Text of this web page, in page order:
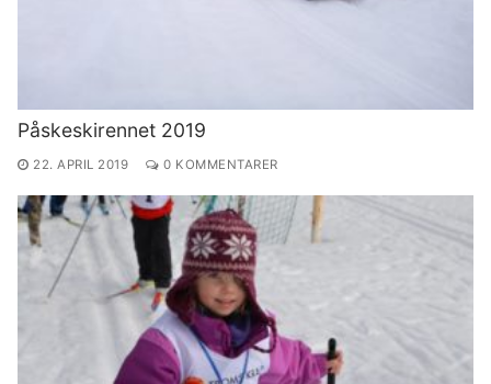
Påskeskirennet 2019
22. APRIL 2019 0 KOMMENTARER